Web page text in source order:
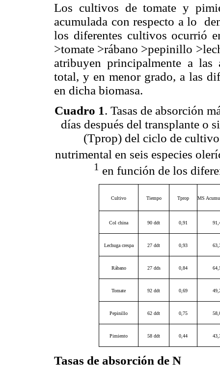
Los cultivos de tomate y
acumulada con respecto a lo
los diferentes cultivos ocurrió
>tomate >rábano >pepinillo
atribuyen principalmente a las
total, y en menor grado, a las
en dicha biomasa.
Cuadro 1. Tasas de absorción
días después del transplante o
(Tprop) del ciclo de
nutrimental en seis especies
1 en función de los
Cultivo Tiempo Tprop MS
Col china 90 ddt 0,91
Lechuga crespa 27 ddt 0,93
Rábano 27 dds 0,84
Tomate 92 ddt 0,69
Pepinillo 62 ddt 0,75
Pimiento 58 ddt 0,44
Tasas de absorción de N